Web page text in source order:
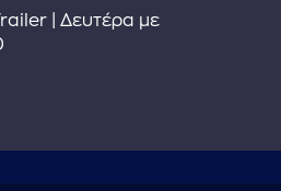
| Δευτέρα με